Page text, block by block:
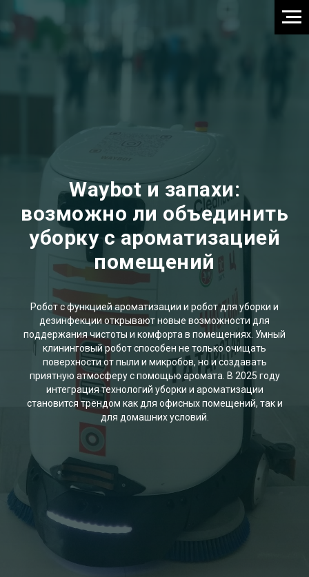
Waybot и запахи:
возможно ли объединить
уборку с ароматизацией
помещений
Робот с функцией ароматизации и робот для уборки и
дезинфекции открывают новые возможности для
поддержания чистоты и комфорта в помещениях. Умный
клининговый робот способен не только очищать
поверхности от пыли и микробов, но и создавать
приятную атмосферу с помощью аромата. В 2025 году
интеграция технологий уборки и ароматизации
становится трендом как для офисных помещений, так и
для домашних условий.